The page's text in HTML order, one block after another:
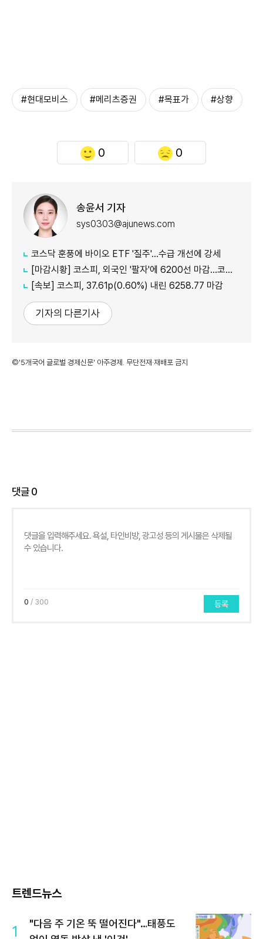
#현대모비스 #메리츠증권 #목표가 #상향
0 0
송윤서 기자
sys0303@ajunews.com
코스닥 훈풍에 바이오 ETF '질주'…수급 개선에 강세
[마감시황] 코스피, 외국인 '팔자'에 6200선 마감…코스닥도 하락
[속보] 코스피, 37.61p(0.60%) 내린 6258.77 마감
기자의 다른기사
©'5개국어 글로벌 경제신문' 아주경제. 무단전재·재배포 금지
댓글0
0 / 300 등록
트렌드뉴스
1
"다음 주 기온 뚝 떨어진다"…태풍도